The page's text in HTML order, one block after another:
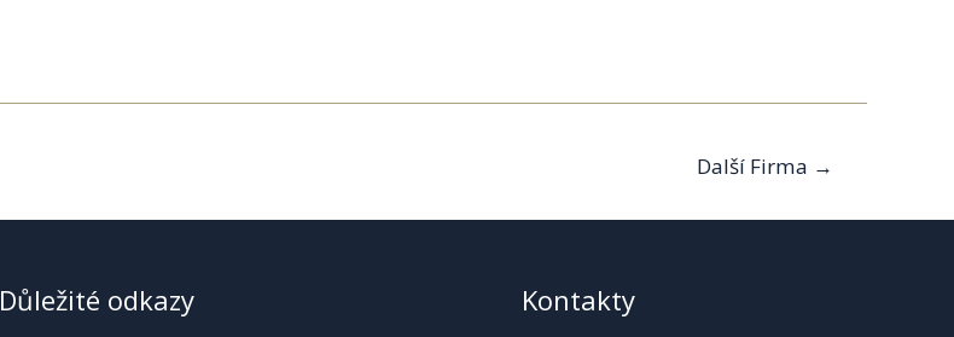
Další Firma →
Důležité odkazy Kontakty